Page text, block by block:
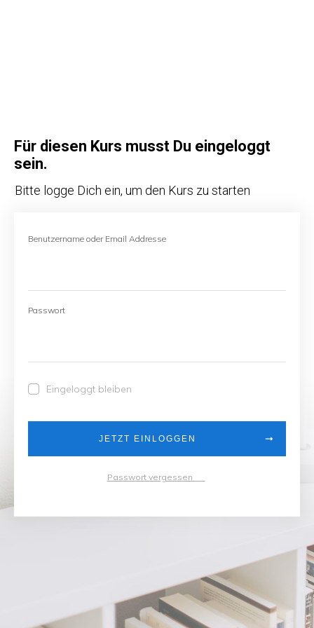
Für diesen Kurs musst Du eingeloggt
sein.
Bitte logge Dich ein, um den Kurs zu starten
Benutzername oder Email Addresse
Passwort
Eingeloggt bleiben
JETZT EINLOGGEN
Passwort vergessen